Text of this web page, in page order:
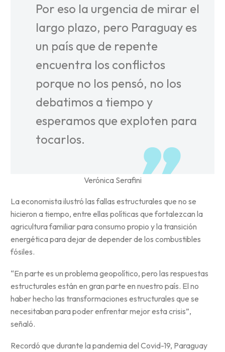
Por eso la urgencia de mirar el
largo plazo, pero Paraguay es
un país que de repente
encuentra los conflictos
porque no los pensó, no los
debatimos a tiempo y
esperamos que exploten para
tocarlos.
Verónica Serafini
La economista ilustró las fallas estructurales que no se
hicieron a tiempo, entre ellas políticas que fortalezcan la
agricultura familiar para consumo propio y la transición
energética para dejar de depender de los combustibles
fósiles.
“En parte es un problema geopolítico, pero las respuestas
estructurales están en gran parte en nuestro país. El no
haber hecho las transformaciones estructurales que se
necesitaban para poder enfrentar mejor esta crisis”,
señaló.
Recordó que durante la pandemia del Covid-19, Paraguay